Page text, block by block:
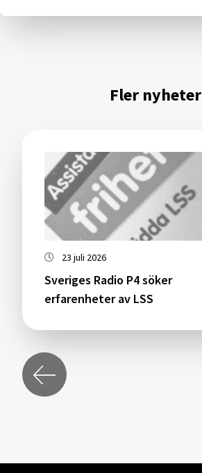
Fler nyheter
23 juli 2026
Sveriges Radio P4 söker
erfarenheter av LSS